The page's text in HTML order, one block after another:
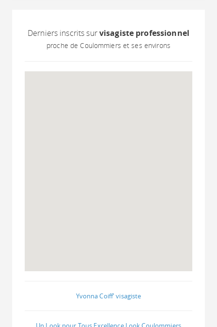
Derniers inscrits survisagiste professionnel
proche de Coulommiers et ses environs
Yvonna Coiff' visagiste